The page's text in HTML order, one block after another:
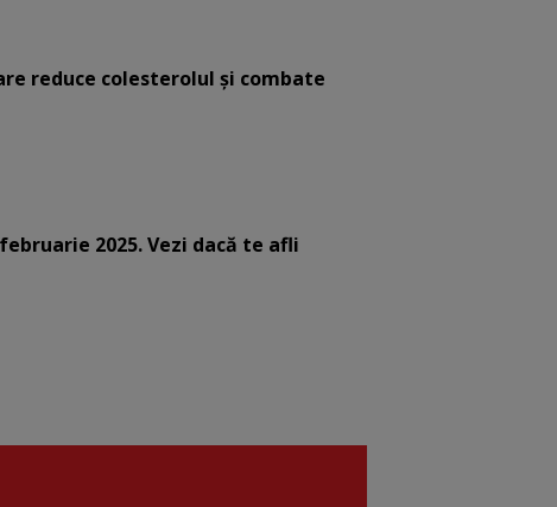
reduce colesterolul și combate
2025. Vezi dacă te afli